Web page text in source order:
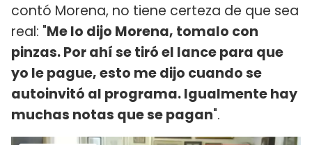
contó Morena, no tiene certeza de que sea
real: "Me lo dijo Morena, tomalo con
pinzas. Por ahí se tiró el lance para que
yo le pague, esto me dijo cuando se
autoinvitó al programa. Igualmente hay
muchas notas que se pagan".